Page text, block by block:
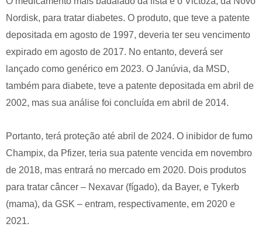
Nordisk, para tratar diabetes. O produto, que teve a patente
depositada em agosto de 1997, deveria ter seu vencimento
expirado em agosto de 2017. No entanto, deverá ser
lançado como genérico em 2023. O Janúvia, da MSD,
também para diabete, teve a patente depositada em abril de
2002, mas sua análise foi concluída em abril de 2014.
Portanto, terá proteção até abril de 2024. O inibidor de fumo
Champix, da Pfizer, teria sua patente vencida em novembro
de 2018, mas entrará no mercado em 2020. Dois produtos
para tratar câncer – Nexavar (fígado), da Bayer, e Tykerb
(mama), da GSK – entram, respectivamente, em 2020 e
2021.